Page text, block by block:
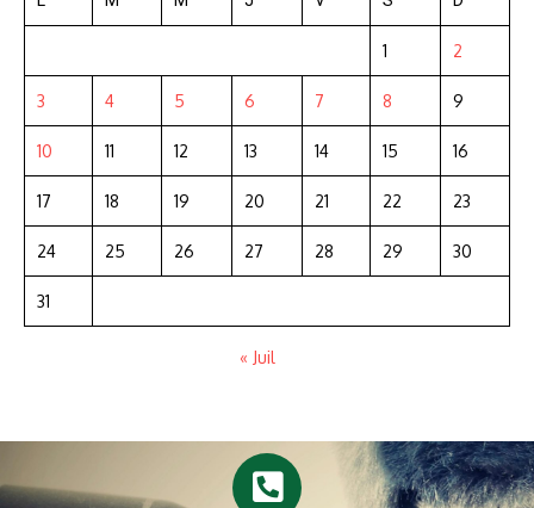
1 2
3 4 5 6 7 8 9
10 11 12 13 14 15 16
17 18 19 20 21 22 23
24 25 26 27 28 29 30
31
« Juil